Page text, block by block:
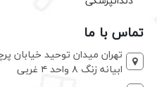
تماس با ما
ابیانه زنگ ۸ واحد ۴ غربی